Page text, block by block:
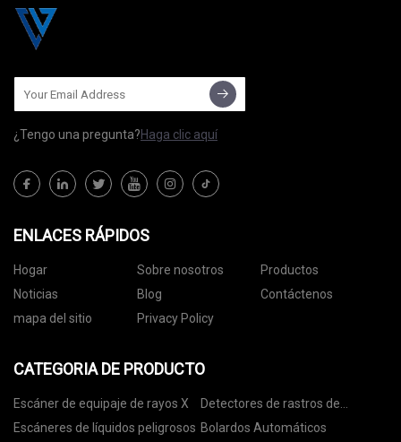
¿Tengo una pregunta?Haga clic aquí
ENLACES RÁPIDOS
Hogar Sobre nosotros
Productos
Noticias
Blog
Contáctenos
mapa del sitio
Privacy Policy
CATEGORIA DE PRODUCTO
Escáner de equipaje de rayos X
Detectores de rastros de
explosivos
Escáneres de líquidos peligrosos Bolardos Automáticos